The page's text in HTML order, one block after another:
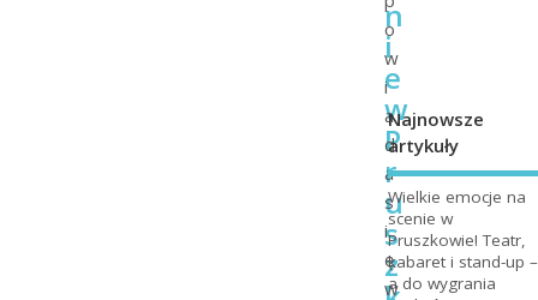
n
i
e
w
P
r
u
s
z
o
w
i
a
d
a
s
i
ę
w
Najnowsze
artykuły
Wielkie emocje na
scenie w
Pruszkowie! Teatr,
kabaret i stand-up –
a do wygrania